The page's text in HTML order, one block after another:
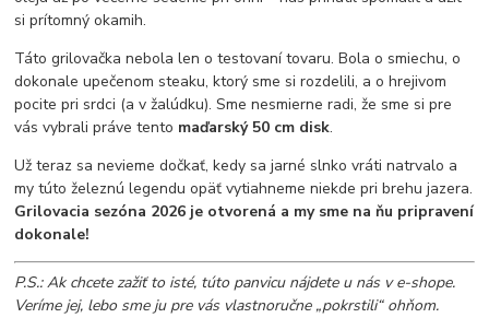
si prítomný okamih.
Táto grilovačka nebola len o testovaní tovaru. Bola o smiechu, o
dokonale upečenom steaku, ktorý sme si rozdelili, a o hrejivom
pocite pri srdci (a v žalúdku). Sme nesmierne radi, že sme si pre
vás vybrali práve tento maďarský 50 cm disk.
Už teraz sa nevieme dočkať, kedy sa jarné slnko vráti natrvalo a
my túto železnú legendu opäť vytiahneme niekde pri brehu jazera.
Grilovacia sezóna 2026 je otvorená a my sme na ňu pripravení
dokonale!
P.S.: Ak chcete zažiť to isté, túto panvicu nájdete u nás v e-shope.
Veríme jej, lebo sme ju pre vás vlastnoručne „pokrstili“ ohňom.